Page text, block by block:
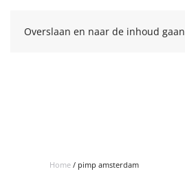
Overslaan en naar de inhoud gaan
Home / pimp amsterdam